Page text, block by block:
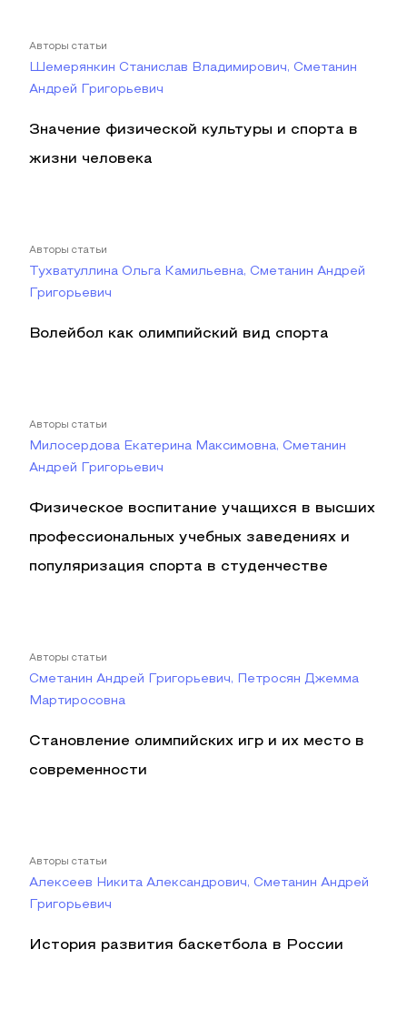
Авторы статьи
Шемерянкин Станислав Владимирович, Сметанин
Андрей Григорьевич
Значение физической культуры и спорта в
жизни человека
Авторы статьи
Тухватуллина Ольга Камильевна, Сметанин Андрей
Григорьевич
Волейбол как олимпийский вид спорта
Авторы статьи
Милосердова Екатерина Максимовна, Сметанин
Андрей Григорьевич
Физическое воспитание учащихся в высших
профессиональных учебных заведениях и
популяризация спорта в студенчестве
Авторы статьи
Сметанин Андрей Григорьевич, Петросян Джемма
Мартиросовна
Становление олимпийских игр и их место в
современности
Авторы статьи
Алексеев Никита Александрович, Сметанин Андрей
Григорьевич
История развития баскетбола в России